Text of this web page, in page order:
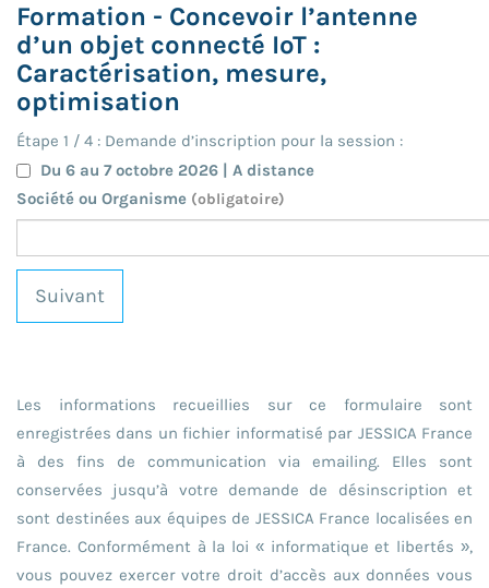
Formation - Concevoir l’antenne
d’un objet connecté IoT :
Caractérisation, mesure,
optimisation
Étape 1 / 4 : Demande d’inscription pour la session :
Du 6 au 7 octobre 2026 | A distance
Société ou Organisme (obligatoire)
Suivant
Les informations recueillies sur ce formulaire sont
enregistrées dans un fichier informatisé par JESSICA France
à des fins de communication via emailing. Elles sont
conservées jusqu’à votre demande de désinscription et
sont destinées aux équipes de JESSICA France localisées en
France. Conformément à la loi « informatique et libertés »,
vous pouvez exercer votre droit d’accès aux données vous